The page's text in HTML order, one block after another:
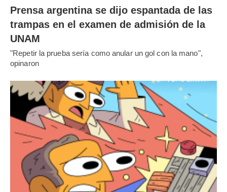
Prensa argentina se dijo espantada de las
trampas en el examen de admisión de la
UNAM
"Repetir la prueba sería como anular un gol con la mano",
opinaron